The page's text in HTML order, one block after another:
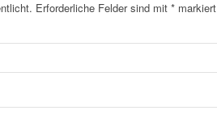
Erforderliche Felder sind mit * markiert